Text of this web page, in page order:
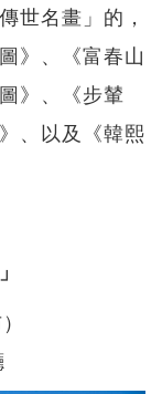
世名畫」的，
》、《富春山
》、《步輦
、以及《韓熙